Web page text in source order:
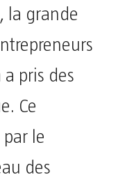
la grande
pris des
Ce
le
des